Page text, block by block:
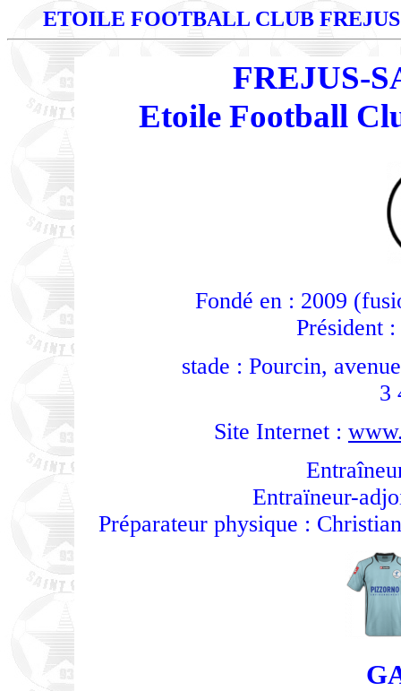
ETOILE FOOTBALL CLUB
FREJUS-
Etoile Football
Fondé en : 2009
Président
stade : Pourcin,
3
Site Internet :
Entraïneur-
Préparateur physique :